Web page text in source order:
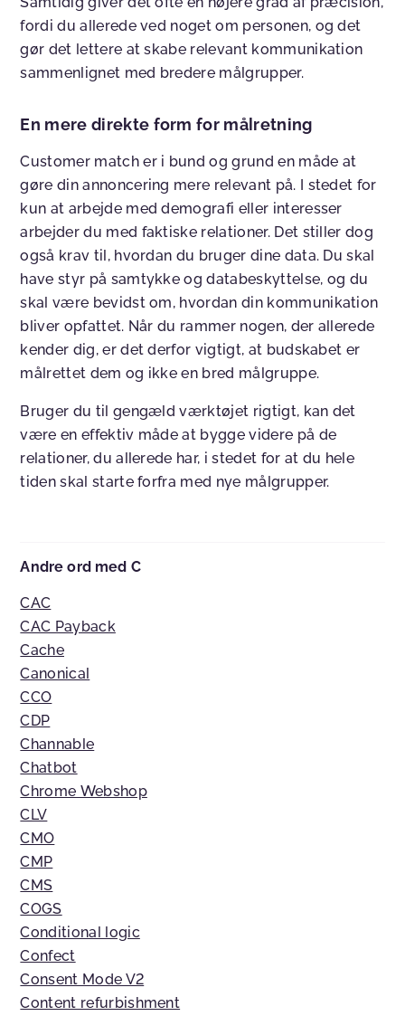
fordi du allerede ved noget om personen, og det
gør det lettere at skabe relevant kommunikation
sammenlignet med bredere målgrupper.
En mere direkte form for målretning
Customer match er i bund og grund en måde at
gøre din annoncering mere relevant på. I stedet for
kun at arbejde med demografi eller interesser
arbejder du med faktiske relationer. Det stiller dog
også krav til, hvordan du bruger dine data. Du skal
have styr på samtykke og databeskyttelse, og du
skal være bevidst om, hvordan din kommunikation
bliver opfattet. Når du rammer nogen, der allerede
kender dig, er det derfor vigtigt, at budskabet er
målrettet dem og ikke en bred målgruppe.
Bruger du til gengæld værktøjet rigtigt, kan det
være en effektiv måde at bygge videre på de
relationer, du allerede har, i stedet for at du hele
tiden skal starte forfra med nye målgrupper.
Andre ord med C
CAC
CAC Payback
Cache
Canonical
CCO
CDP
Channable
Chatbot
Chrome Webshop
CLV
CMO
CMP
CMS
COGS
Conditional logic
Confect
Consent Mode V2
Content refurbishment